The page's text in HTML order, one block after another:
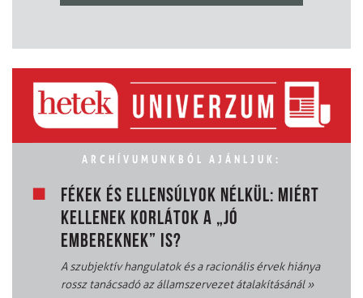
ARCHÍVUMUNKBÓL AJÁNLJUK:
FÉKEK ÉS ELLENSÚLYOK NÉLKÜL: MIÉRT
KELLENEK KORLÁTOK A „JÓ
EMBEREKNEK” IS?
A szubjektív hangulatok és a racionális érvek hiánya
rossz tanácsadó az államszervezet átalakításánál»